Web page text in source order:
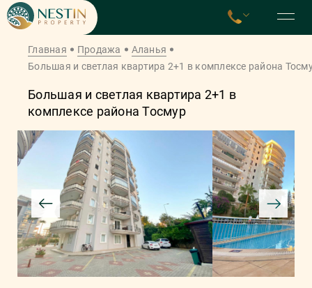
Главная Продажа
Аланья
Большая и светлая квартира 2+1 в комплексе района
Большая и светлая квартира 2+1 в
комплексе района Тосмур